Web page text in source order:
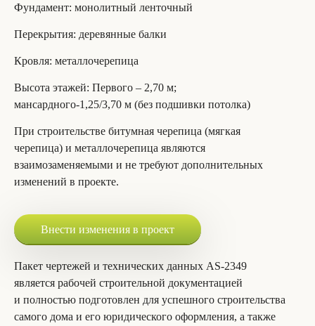
Фундамент: монолитный ленточный
Перекрытия: деревянные балки
Кровля: металлочерепица
Высота этажей: Первого – 2,70 м;
мансардного-1,25/3,70 м (без подшивки потолка)
При строительстве битумная черепица (мягкая
черепица) и металлочерепица являются
взаимозаменяемыми и не требуют дополнительных
изменений в проекте.
Внести изменения в проект
Пакет чертежей и технических данных AS-2349
является рабочей строительной документацией
и полностью подготовлен для успешного строительства
самого дома и его юридического оформления, а также